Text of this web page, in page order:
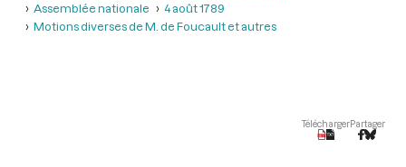
Assemblée nationale
4 août 1789
Motions diverses de M. de Foucault et autres
TéléchargerPartager